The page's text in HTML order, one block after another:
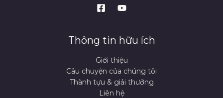
Thông tin hữu ích
Giới thiệu
Câu chuyện của chúng tôi
Thành tựu & giải thưởng
Liên hệ